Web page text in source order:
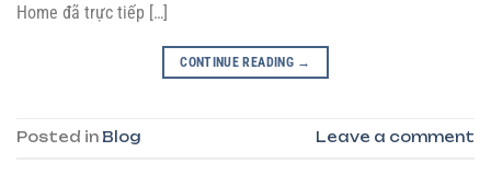
Home đã trực tiếp […]
CONTINUE READING →
Posted in Blog Leave a comment